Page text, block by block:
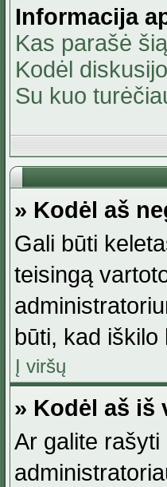
Informacija
Kas parašė
Kodėl
Su kuo
» Kodėl aš
Gali būti
teisingą
būti, kad
Į viršų
» Kodėl aš
Ar galite